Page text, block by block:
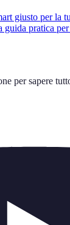
giusto per la
guida pratica
per sapere